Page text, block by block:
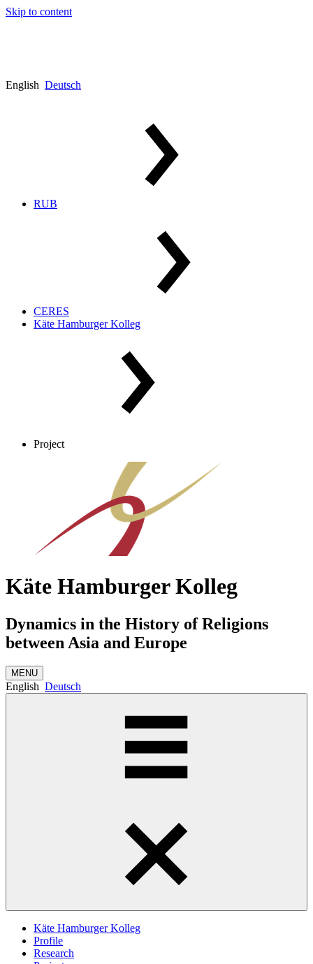
Skip to content
English Deutsch
RUB
CERES
Käte Hamburger Kolleg
Project
Käte Hamburger Kolleg
Dynamics in the History of Religions
between Asia and Europe
MENU
English Deutsch
Käte Hamburger Kolleg
Profile
Research